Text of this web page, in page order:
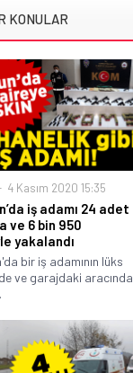
KONULAR
4 Kasım 2020 15:35
iş adamı 24 adet
ve 6 bin 950
yakalandı
bir iş adamının lüks
ve garajdaki aracında